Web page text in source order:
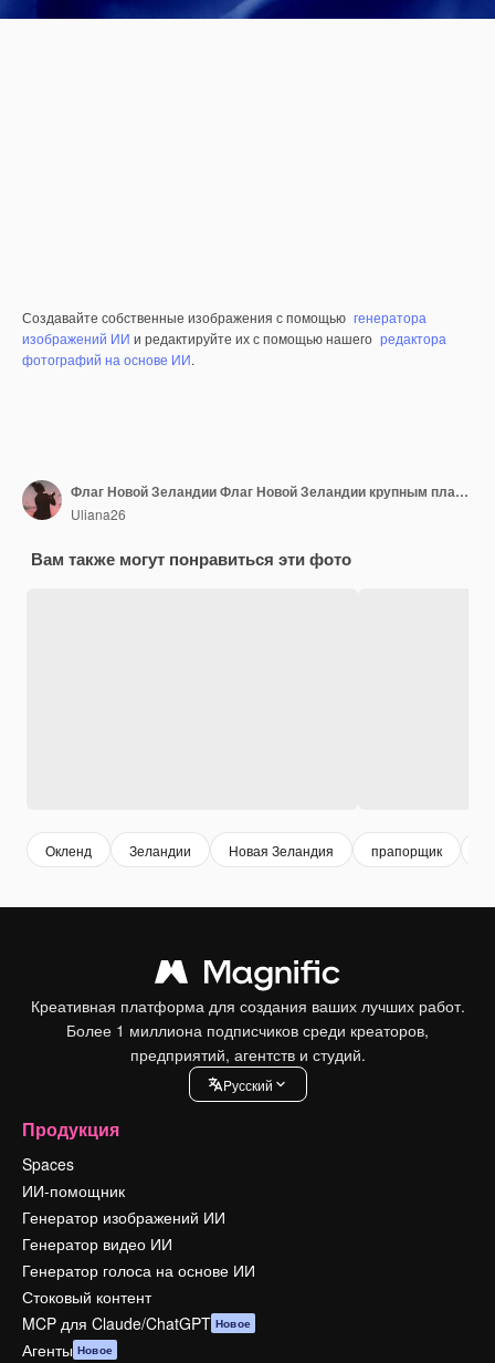
Создавайте собственные изображения с помощью генератора
изображений ИИ и редактируйте их с помощью нашего редактора
фотографий на основе ИИ.
Флаг Новой Зеландии Флаг Новой Зеландии крупным планом Флаг рельефный
Uliana26
Вам также могут понравиться эти фото
Окленд Зеландии Новая Зеландия прапорщик
Креативная платформа для создания ваших лучших работ.
Более 1 миллиона подписчиков среди креаторов,
предприятий, агентств и студий.
Pусский
Продукция
Spaces
ИИ-помощник
Генератор изображений ИИ
Генератор видео ИИ
Генератор голоса на основе ИИ
Стоковый контент
MCP для Claude/ChatGPT Новое
Агенты Новое